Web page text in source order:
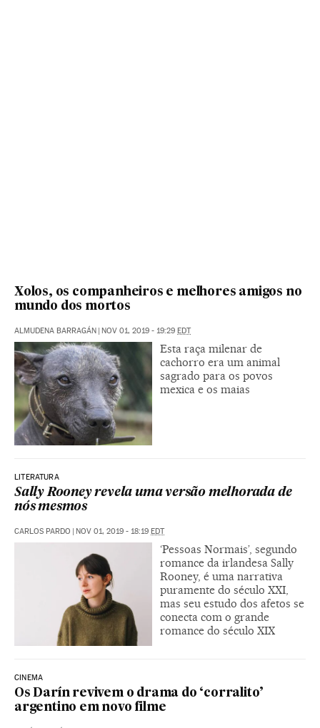
Xolos, os companheiros e melhores amigos no
mundo dos mortos
ALMUDENA BARRAGÁN NOV 01, 2019 - 19:29 EDT
Esta raça milenar de
cachorro era um animal
sagrado para os povos
mexica e os maias
LITERATURA
Sally Rooney revela uma versão melhorada de
nós mesmos
CARLOS PARDO NOV 01, 2019 - 18:19 EDT
‘Pessoas Normais’, segundo
romance da irlandesa Sally
Rooney, é uma narrativa
puramente do século XXI,
mas seu estudo dos afetos se
conecta com o grande
romance do século XIX
CINEMA
Os Darín revivem o drama do ‘corralito’
argentino em novo filme